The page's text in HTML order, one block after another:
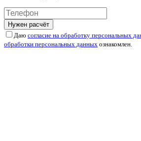
Нужен расчёт
Даю согласие на обработку персональных
обработки персональных данных ознакомлен.